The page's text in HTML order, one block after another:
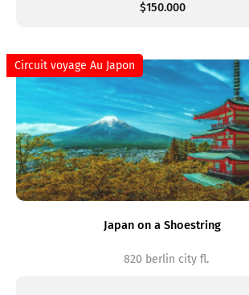
$150.000
Circuit voyage Au Japon
Japan on a Shoestring
820 berlin city fl.